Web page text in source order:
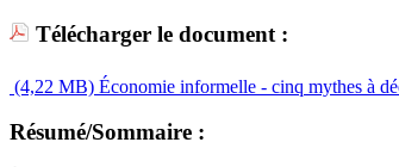
Télécharger le document :
(4,22 MB) Économie informelle - cinq mythes à
Résumé/Sommaire :